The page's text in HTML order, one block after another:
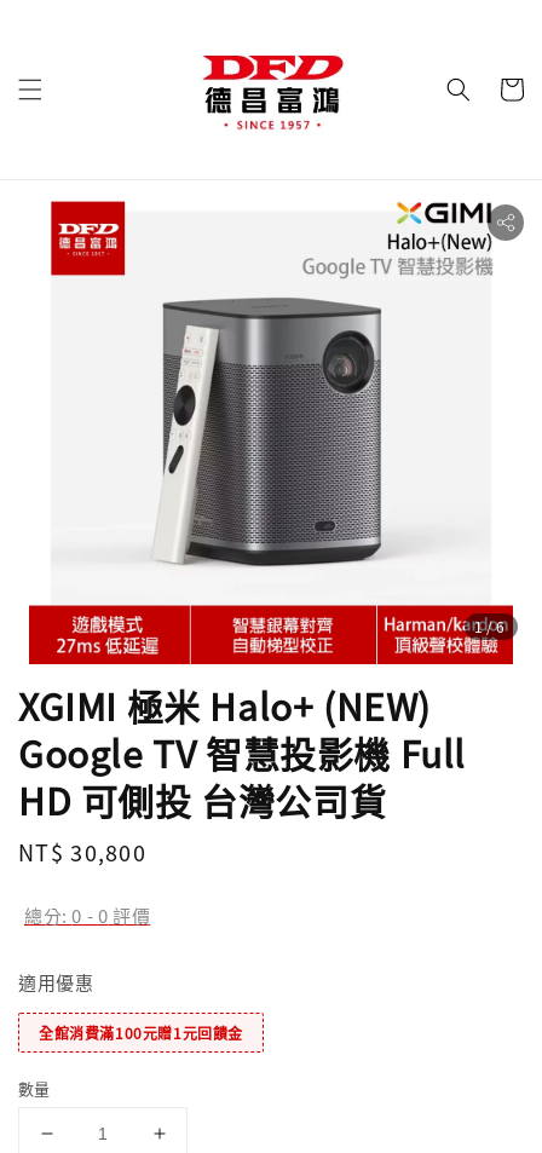
1/6
XGIMI 極米 Halo+ (NEW)
Google TV 智慧投影機 Full
HD 可側投 台灣公司貨
Regular
NT$ 30,800
總分:0 -0評價
適用優惠
全館消費滿100元贈1元回饋金
數量